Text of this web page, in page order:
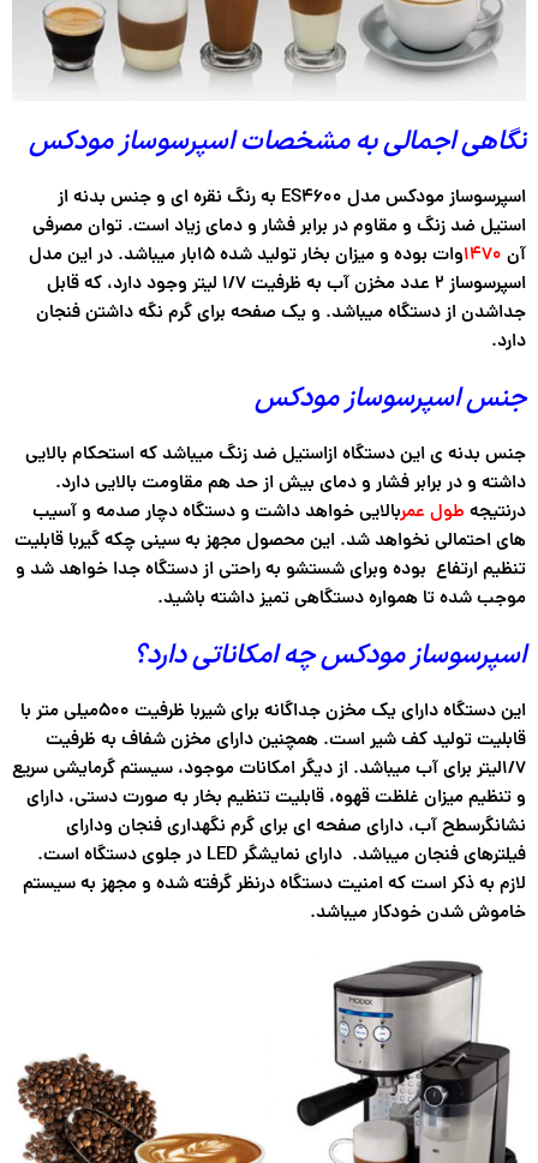
نگاهی اجمالی به مشخصات اسپرسوساز مودکس
اسپرسوساز مودکس مدل ES4600 به رنگ نقره ای و جنس بدنه از
استیل ضد زنگ و مقاوم در برابر فشار و دمای زیاد است. توان مصرفی
آن ۱۴۷۰
وات بوده و میزان بخار تولید شده ۱۵بار میباشد. در این مدل
اسپرسوساز ۲ عدد مخزن آب به ظرفیت ۱/۷ لیتر وجود دارد، که قابل
جداشدن از دستگاه میباشد. و یک صفحه برای گرم نگه داشتن فنجان
دارد.
جنس اسپرسوساز مودکس
جنس بدنه ی این دستگاه ازاستیل ضد زنگ میباشد که استحکام بالایی
داشته و در برابر فشار و دمای بیش از حد هم مقاومت بالایی دارد.
درنتیجه طول عمربالایی خواهد داشت و دستگاه دچار صدمه و آسیب
های احتمالی نخواهد شد. این محصول مجهز به سینی چکه گیربا قابلیت
تنظیم ارتفاع بوده وبرای شستشو به راحتی از دستگاه جدا خواهد شد و
موجب شده تا همواره دستگاهی تمیز داشته باشید.
اسپرسوساز مودکس چه امکاناتی دارد؟
این دستگاه دارای یک مخزن جداگانه برای شیربا ظرفیت 500میلی متر با
قابلیت تولید کف شیر است. همچنین دارای مخزن شفاف به ظرفیت
1/7لیتر برای آب میباشد. از دیگر امکانات موجود، سیستم گرمایشی سریع
و تنظیم میزان غلظت قهوه، قابلیت تنظیم بخار به صورت دستی، دارای
نشانگرسطح آب، دارای صفحه ای برای گرم نگهداری فنجان ودارای
فیلترهای فنجان میباشد. دارای نمایشگر LED در جلوی دستگاه است.
لازم به ذکر است که امنیت دستگاه درنظر گرفته شده و مجهز به سیستم
خاموش شدن خودکار میباشد.